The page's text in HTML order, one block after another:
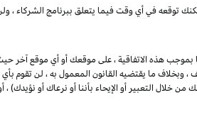
توقعه في أي وقت فيما يتعلق ببرنامج الشركاء ،
هذه الاتفاقية ، على موقعك أو أي موقع آخر
ما يقتضيه القانون المعمول به ، لن تقوم بأي
التعبير أو الإيحاء بأننا أو نرعاك أو نؤيدك) ،